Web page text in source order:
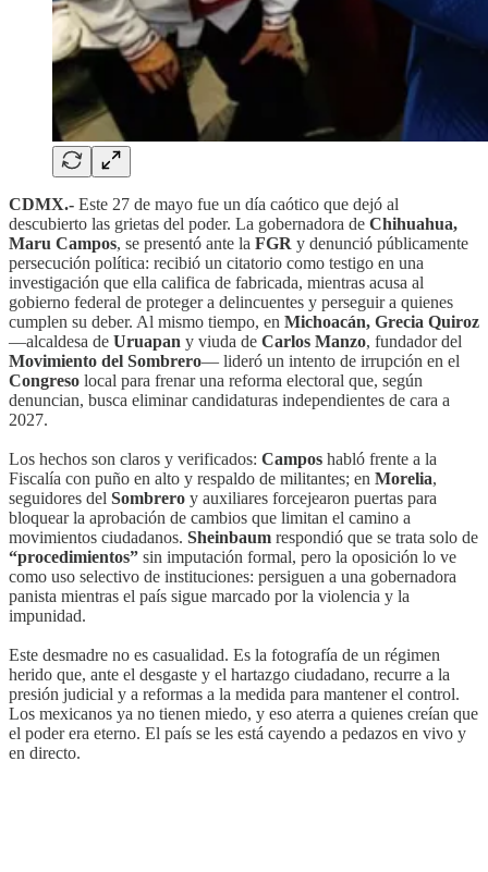
CDMX.- Este 27 de mayo fue un día caótico que dejó al
descubierto las grietas del poder. La gobernadora de Chihuahua,
Maru Campos, se presentó ante la FGR y denunció públicamente
persecución política: recibió un citatorio como testigo en una
investigación que ella califica de fabricada, mientras acusa al
gobierno federal de proteger a delincuentes y perseguir a quienes
cumplen su deber. Al mismo tiempo, en Michoacán, Grecia Quiroz
—alcaldesa de Uruapan y viuda de Carlos Manzo, fundador del
Movimiento del Sombrero— lideró un intento de irrupción en el
Congreso local para frenar una reforma electoral que, según
denuncian, busca eliminar candidaturas independientes de cara a
2027.
Los hechos son claros y verificados: Campos habló frente a la
Fiscalía con puño en alto y respaldo de militantes; en Morelia,
seguidores del Sombrero y auxiliares forcejearon puertas para
bloquear la aprobación de cambios que limitan el camino a
movimientos ciudadanos. Sheinbaum respondió que se trata solo de
“procedimientos” sin imputación formal, pero la oposición lo ve
como uso selectivo de instituciones: persiguen a una gobernadora
panista mientras el país sigue marcado por la violencia y la
impunidad.
Este desmadre no es casualidad. Es la fotografía de un régimen
herido que, ante el desgaste y el hartazgo ciudadano, recurre a la
presión judicial y a reformas a la medida para mantener el control.
Los mexicanos ya no tienen miedo, y eso aterra a quienes creían que
el poder era eterno. El país se les está cayendo a pedazos en vivo y
en directo.